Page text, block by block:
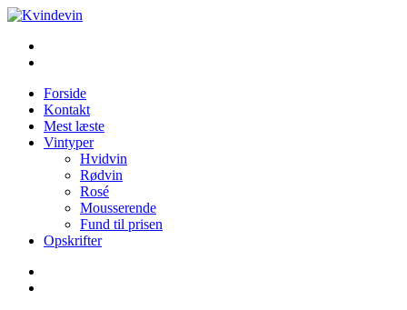
Videre
indhold
Kvindevin
Blog om vin for kvinder (& andre mennesker)
Forside
Kontakt
Mest læste
Vintyper
Hvidvin
Rødvin
Rosé
Mousserende
Fund til prisen
Opskrifter